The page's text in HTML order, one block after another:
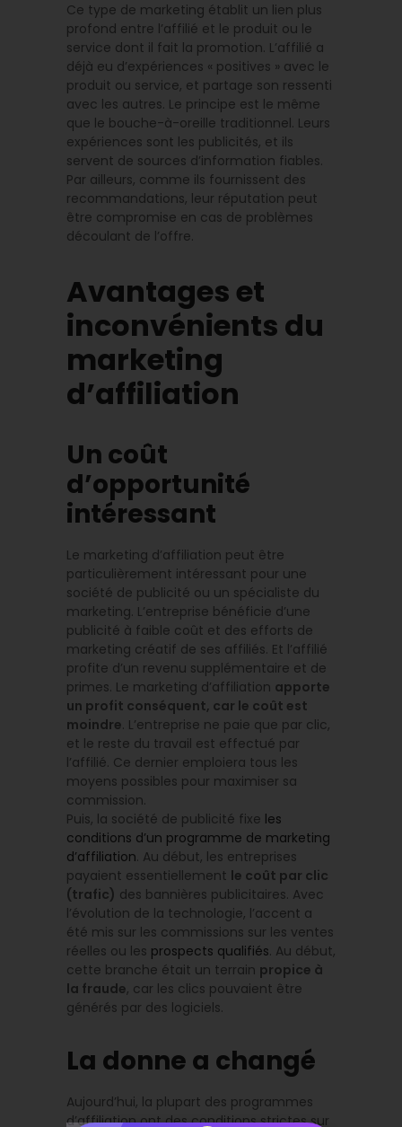
Ce type de marketing établit un lien plus
profond entre l’affilié et le produit ou le
service dont il fait la promotion. L’affilié a
déjà eu d’expériences « positives » avec le
produit ou service, et partage son ressenti
avec les autres. Le principe est le même
que le bouche-à-oreille traditionnel. Leurs
expériences sont les publicités, et ils
servent de sources d’information fiables.
Par ailleurs, comme ils fournissent des
recommandations, leur réputation peut
être compromise en cas de problèmes
découlant de l’offre.
Avantages et
inconvénients du
marketing
d’affiliation
Un coût
d’opportunité
intéressant
Le marketing d’affiliation peut être
particulièrement intéressant pour une
société de publicité ou un spécialiste du
marketing. L’entreprise bénéficie d’une
publicité à faible coût et des efforts de
marketing créatif de ses affiliés. Et l’affilié
profite d’un revenu supplémentaire et de
primes. Le marketing d’affiliation apporte
un profit conséquent, car le coût est
moindre. L’entreprise ne paie que par clic,
et le reste du travail est effectué par
l’affilié. Ce dernier emploiera tous les
moyens possibles pour maximiser sa
commission.
Puis, la société de publicité fixe les
conditions d’un programme de marketing
d’affiliation. Au début, les entreprises
payaient essentiellement le coût par clic
(trafic) des bannières publicitaires. Avec
l’évolution de la technologie, l’accent a
été mis sur les commissions sur les ventes
réelles ou les prospects qualifiés. Au début,
cette branche était un terrain propice à
la fraude, car les clics pouvaient être
générés par des logiciels.
La donne a changé
Aujourd’hui, la plupart des programmes
d’affiliation ont des conditions strictes sur